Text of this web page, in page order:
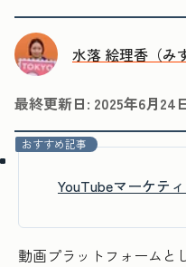
水落 絵理香（み
最終更新日: 2025年6月24
おすすめ記事
YouTubeマーケテ
動画プラットフォームと